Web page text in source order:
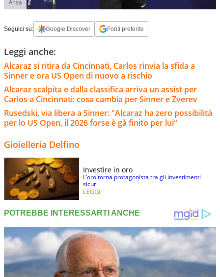
Ansa
Seguici su: Google Discover Fonti preferite
Leggi anche:
Alcaraz si ritira da Cincinnati, Carlos rinvia la sfida a
Sinner e ora US Open di nuovo a rischio
Alcaraz scalpita e dalla classifica arriva un assist per
Carlos a Cincinnati: cosa cambia per Sinner e Zverev
Rusedski, via libera a Sinner: "Alcaraz ha zero possibilità
per lo US Open, il 2026 forse è gà finito per lui"
Gioielleria Delfino
Investire in oro
L’oro torna protagonista tra gli investimenti
sicuri
LEGGI